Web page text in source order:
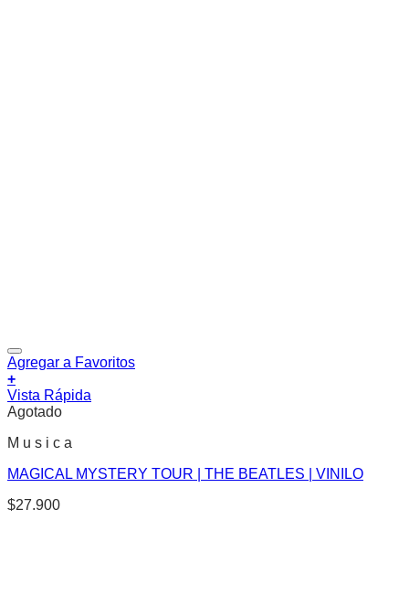
Agregar a Favoritos
+
Vista Rápida
Agotado
M u s i c a
MAGICAL MYSTERY TOUR | THE BEATLES | VINILO
$27.900